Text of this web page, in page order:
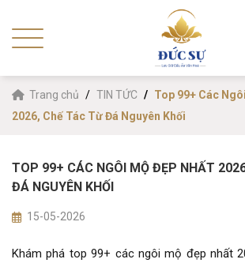
Trang chủ TIN TỨC
Top 99+ Các
2026, Chế Tác Từ Đá Nguyên Khối
TOP 99+ CÁC NGÔI MỘ ĐẸP NHẤT
ĐÁ NGUYÊN KHỐI
15-05-2026
Khám phá top 99+ các ngôi mộ đẹp nhất